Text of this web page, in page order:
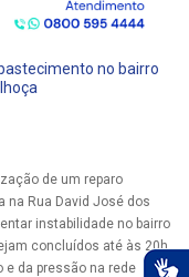
no bairro
de um reparo
na Rua David José dos
instabilidade no bairro
concluídos até às 20h,
da pressão na rede